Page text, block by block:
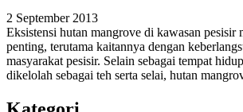
2 September 2013
Eksistensi hutan mangrove di kawasan pesisir
penting, terutama kaitannya dengan
masyarakat pesisir. Selain sebagai tempat
dikelolah sebagai teh serta selai, hutan